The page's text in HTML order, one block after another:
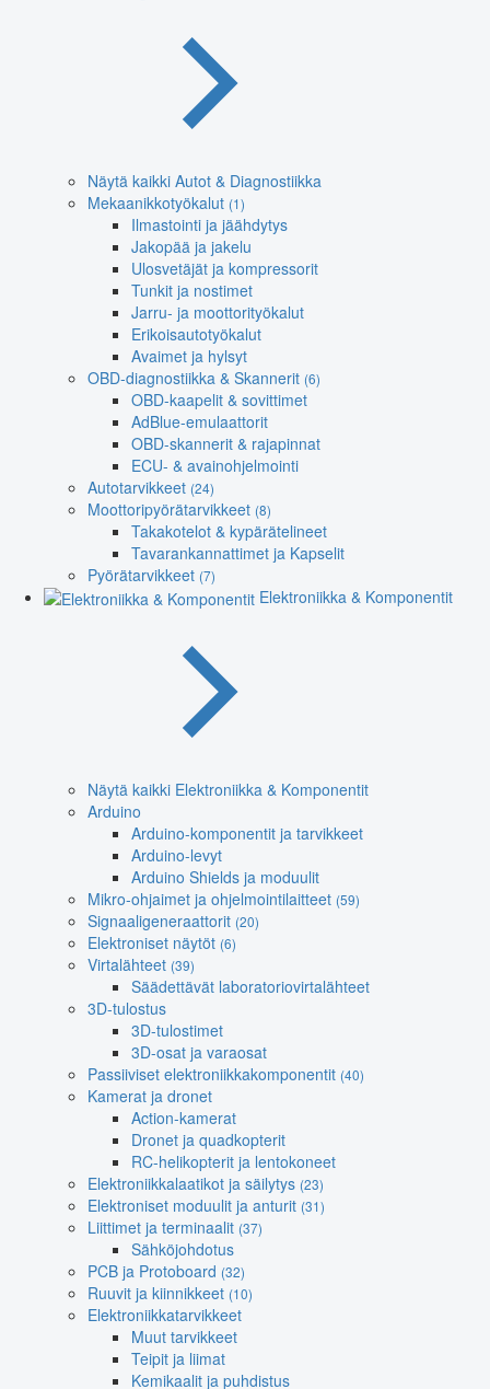
Näytä kaikki Autot & Diagnostiikka
Mekaanikkotyökalut (1)
Ilmastointi ja jäähdytys
Jakopää ja jakelu
Ulosvetäjät ja kompressorit
Tunkit ja nostimet
Jarru- ja moottorityökalut
Erikoisautotyökalut
Avaimet ja hylsyt
OBD-diagnostiikka & Skannerit (6)
OBD-kaapelit & sovittimet
AdBlue-emulaattorit
OBD-skannerit & rajapinnat
ECU- & avainohjelmointi
Autotarvikkeet (24)
Moottoripyörätarvikkeet (8)
Takakotelot & kypärätelineet
Tavarankannattimet ja Kapselit
Pyörätarvikkeet (7)
Elektroniikka & Komponentit
Näytä kaikki Elektroniikka & Komponentit
Arduino
Arduino-komponentit ja tarvikkeet
Arduino-levyt
Arduino Shields ja moduulit
Mikro-ohjaimet ja ohjelmointilaitteet (59)
Signaaligeneraattorit (20)
Elektroniset näytöt (6)
Virtalähteet (39)
Säädettävät laboratoriovirtalähteet
3D-tulostus
3D-tulostimet
3D-osat ja varaosat
Passiiviset elektroniikkakomponentit (40)
Kamerat ja dronet
Action-kamerat
Dronet ja quadkopterit
RC-helikopterit ja lentokoneet
Elektroniikkalaatikot ja säilytys (23)
Elektroniset moduulit ja anturit (31)
Liittimet ja terminaalit (37)
Sähköjohdotus
PCB ja Protoboard (32)
Ruuvit ja kiinnikkeet (10)
Elektroniikkatarvikkeet
Muut tarvikkeet
Teipit ja liimat
Kemikaalit ja puhdistus